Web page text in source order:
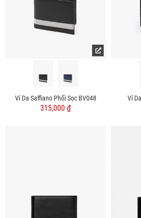
Ví Da Saffiano Phối Sọc BV048
315,000 ₫
Ví